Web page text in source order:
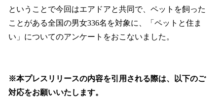
ということで今回はエアドアと共同で、ペットを飼った
ことがある全国の男女336名を対象に、「ペットと住ま
い」についてのアンケートをおこないました。
※本プレスリリースの内容を引用される際は、以下のご
対応をお願いいたします。